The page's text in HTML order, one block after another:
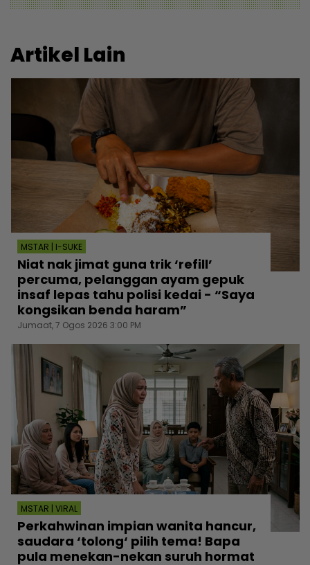
Artikel Lain
MSTAR | I-SUKE
Niat nak jimat guna trik ‘refill’
percuma, pelanggan ayam gepuk
insaf lepas tahu polisi kedai - “Saya
kongsikan benda haram”
Jumaat, 7 Ogos 2026 3:00 PM
MSTAR | VIRAL
Perkahwinan impian wanita hancur,
saudara ‘tolong‘ pilih tema! Bapa
pula menekan-nekan suruh hormat